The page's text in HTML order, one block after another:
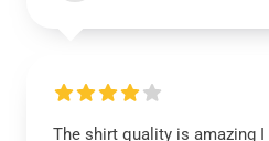
The shirt quality is amazing